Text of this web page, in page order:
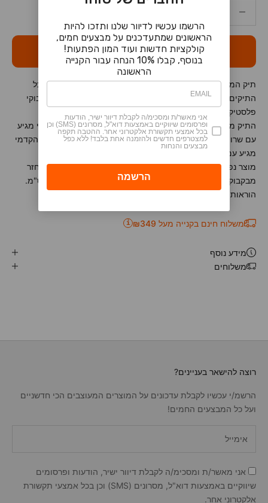
הקטנת הכמות
הוספה לסל
תיק המשלב באופן מושלם פונקציונאליות ומראה אופנתי. כמו כל
התיקים של לפריק הוא עשוי מ- 100% בד ממוחזר שעשוי מבקבוקי
פלסטיק משומשים.
התיק מעוצב עם תא אחסון פנימי כפול עם כיסים . התא הראשי מגיע
עם שרוול מרופד נמתאים לאחסון של מחשב נייד עד 15'. התא הקדמי
מגיע עם ארגונית חכמה לאחסון אביזרים קטנים.
מוצר נפלא למגוון שימושים יומיומיים. חומרים: פוליאסטר ממוחזר
מבקבוקי מים, בציפוי עמוד למים וכותנה. מידות: 40*30*10 ס"מ.
הוראות ניקוי: ניקוי על ידי מטלית לחה.
משלוח חינם בקנייה מעל ₪349 i
מידע נוסף
משלוחים
רוצה להישאר בעניינים?
הרשמ/י עכשיו לקבלת עדכונים על המוצרים המעוצבים הכי חדשניים
ועל כל המבצעים החמים!
אני מאשר/ת ומסכימ/ה לקבלת דיוור ישיר, הודעות ופרסומים
שיווקיים באמצעות דוא"ל, מסרונים (SMS) וכן בכל אמצעי תקשורת
אלקטרוני אחר.
הרשמו עכשיו לדיוור שלנו ותזכו להיות
הראשונים שמתעדכנים על מבצעים חמים,
קולקציות חדשות ועוד המון הפתעות!
בנוסף, קבלו 10% הנחה עבור הקנייה
הראשונה
אני מאשר/ת ומסכימ/ה לקבלת דיוור ישיר, הודעות
ופרסומים שיווקיים באמצעות דוא"ל, מסרונים (SMS) וכן
בכל אמצעי תקשורת אלקטרוני אחר. ההטבה תקפה
למצטרפים חדשים ולהזמנה אחת בלבד! ללא כפל
מבצעים והנחות